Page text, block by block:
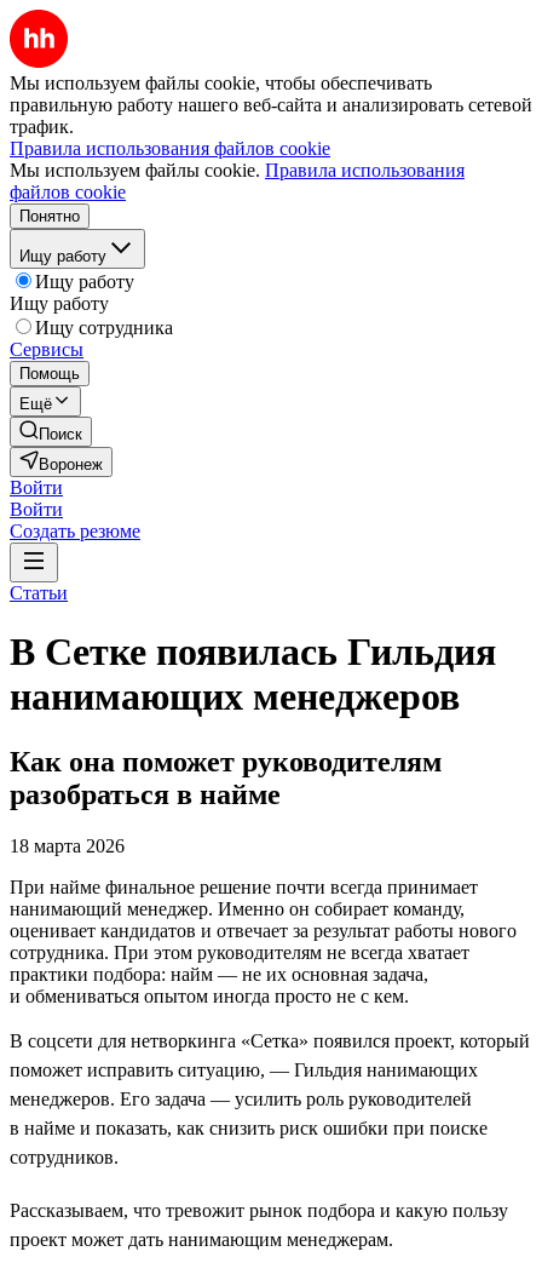
Мы используем файлы cookie, чтобы обеспечивать
правильную работу нашего веб-сайта и анализировать сетевой
трафик.
Правила использования файлов cookie
Мы используем файлы cookie. Правила использования
файлов cookie
Понятно
Ищу работу
Ищу работу
Ищу работу
Ищу сотрудника
Сервисы
Помощь
Ещё
Поиск
Воронеж
Войти
Войти
Создать резюме
Статьи
В Сетке появилась Гильдия
нанимающих менеджеров
Как она поможет руководителям
разобраться в найме
18 марта 2026
При найме финальное решение почти всегда принимает
нанимающий менеджер. Именно он собирает команду,
оценивает кандидатов и отвечает за результат работы нового
сотрудника. При этом руководителям не всегда хватает
практики подбора: найм — не их основная задача,
и обмениваться опытом иногда просто не с кем.
В соцсети для нетворкинга «Сетка» появился проект, который
поможет исправить ситуацию, — Гильдия нанимающих
менеджеров. Его задача — усилить роль руководителей
в найме и показать, как снизить риск ошибки при поиске
сотрудников.
Рассказываем, что тревожит рынок подбора и какую пользу
проект может дать нанимающим менеджерам.